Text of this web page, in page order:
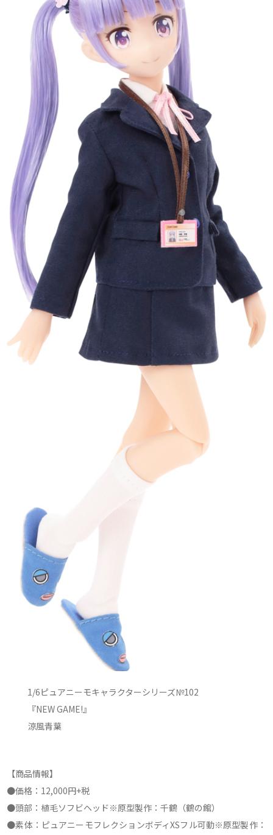
1/6ピュアニーモキャラクターシリーズ№102
『NEW GAME!』
涼風青葉
【商品情報】
●価格：12,000円+税
●頭部：植毛ソフビヘッド※原型製作：千鶴（鶴の館）
●素体：ピュアニーモフレクションボディXSフル可動※原型製作：